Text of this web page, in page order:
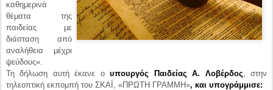
Τη δήλωση αυτή έκανε ουπουργός Παιδείας Α. Λοβέρδος, στην
τηλεοπτική εκπομπή του ΣΚΑΪ, «ΠΡΩΤΗ ΓΡΑΜΜΗ», και υπογράμμισε:
Α.Εγώ σας λέω ότι επανειλημμένα έχουμε πει ότι το νέο Λύκειο το οποίο
κατέστη νέο με πρόσφατες σχετικά αλλαγές και το νόμο περί
Πανεπιστημίων, δεν πρόκειται να τα πειράξουμε. Εμείς θ’ ασχοληθούμε
με την Πρωτοβάθμια Εκπαίδευση, το έχουμε πει αυτό εκατό φορές.
Επιμένει μια φωνούλα να λέει ότι οργανώνουμε αλλαγές στο Λύκειο.
ΠΛΗΡΟΦΟΡΙΚΗ